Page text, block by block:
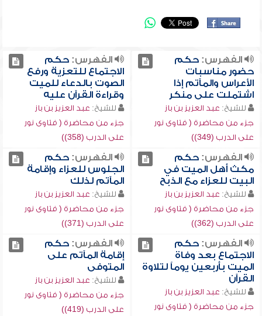
الفهرس:حكم
حضور مناسبات
الأعراس والمآتم إذا
اشتملت على منكر
للشيخ: عبد العزيز بن باز
جزء من محاضرة ( فتاوى نور
على الدرب (349))
الفهرس:حكم
الاجتماع للتعزية ورفع
الصوت بالدعاء للميت
وقراءة القرآن عليه
للشيخ: عبد العزيز بن باز
جزء من محاضرة ( فتاوى نور
على الدرب (358))
الفهرس:حكم
مكث أهل الميت في
البيت للعزاء مع الذبح
للشيخ: عبد العزيز بن باز
جزء من محاضرة ( فتاوى نور
على الدرب (362))
الفهرس:حكم
الجلوس للعزاء وإقامة
المآتم لذلك
للشيخ: عبد العزيز بن باز
جزء من محاضرة ( فتاوى نور
على الدرب (371))
الفهرس:حكم
الاجتماع بعد وفاة
الميت بأربعين يوماً لتلاوة
القرآن
للشيخ: عبد العزيز بن باز
جزء من محاضرة ( فتاوى نور
الفهرس:حكم
إقامة المآتم على
المتوفى
للشيخ: عبد العزيز بن باز
جزء من محاضرة ( فتاوى نور
على الدرب (419))